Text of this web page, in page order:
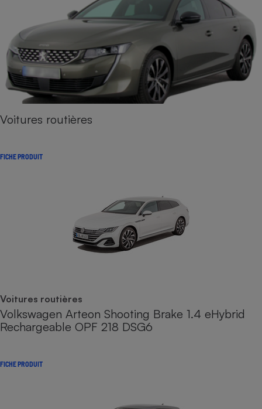
Voitures routières
FICHE PRODUIT
Voitures routières
Volkswagen Arteon Shooting Brake 1.4 eHybrid
Rechargeable OPF 218 DSG6
FICHE PRODUIT